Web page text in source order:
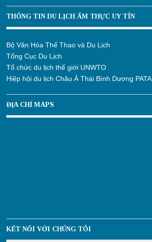
THÔNG TIN DU LỊCH ẨM THỰC UY TÍN
Bộ Văn Hóa Thể Thao và Du Lịch
Tổng Cục Du Lịch
Tổ chức du lịch thế giới UNWTO
Hiệp hội du lịch Châu Á Thái Bình Dương PATA
ĐỊA CHỈ MAPS
KẾT NỐI VỚI CHÚNG TÔI